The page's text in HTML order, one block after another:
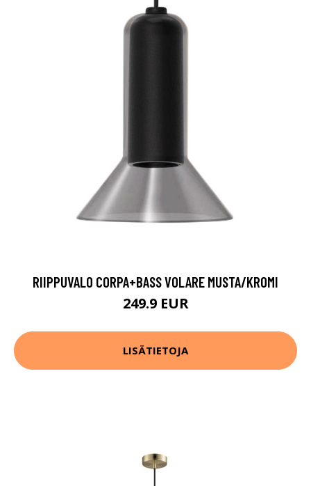
RIIPPUVALO CORPA+BASS VOLARE MUSTA/KROMI
249.9 EUR
LISÄTIETOJA